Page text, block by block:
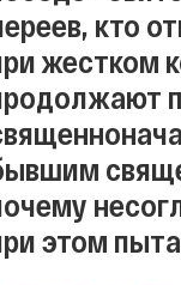
кто
жестком
этом